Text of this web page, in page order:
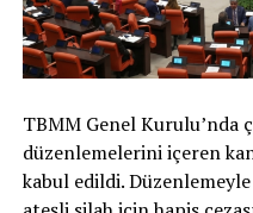
TBMM Genel Kurulu’nda
düzenlemelerini içeren
kabul edildi.